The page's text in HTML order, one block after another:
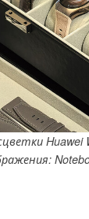
Huawei